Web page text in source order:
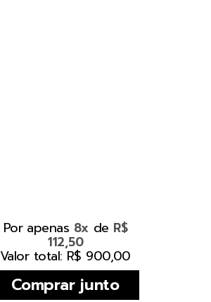
Por apenas 8x de R$
112,50
Valor total: R$ 900,00